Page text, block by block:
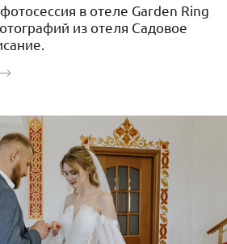
в отеле Garden Ring
из отеля Садовое